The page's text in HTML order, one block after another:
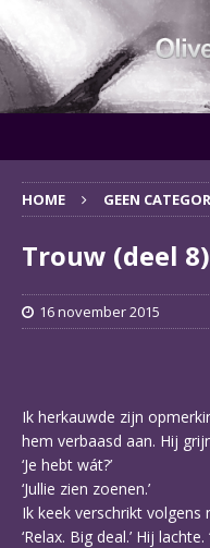
HOME GEEN
Trouw (deel 8)
16 november 2015
Ik herkauwde zijn
hem verbaasd aan. Hij
‘Je hebt wát?’
‘Jullie zien zoenen.’
Ik keek verschrikt volgens
‘Relax. Big deal.’ Hij